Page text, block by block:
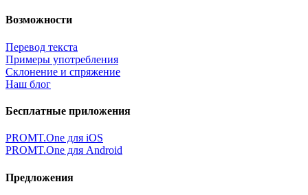
Возможности
Перевод текста
Примеры употребления
Склонение и спряжение
Наш блог
Бесплатные приложения
PROMT.One для iOS
PROMT.One для Android
Предложения